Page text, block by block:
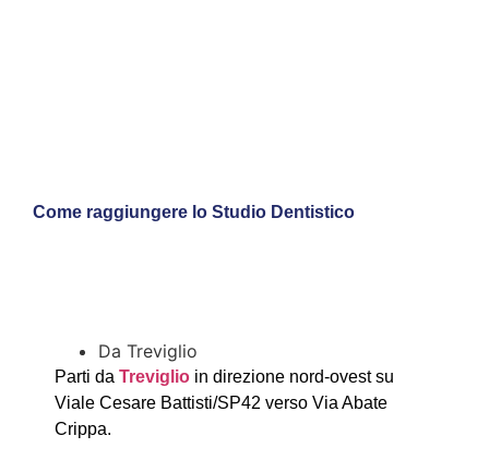
Come raggiungere lo Studio Dentistico
Da Treviglio
Parti da Treviglio in direzione nord-ovest su
Viale Cesare Battisti/SP42 verso Via Abate
Crippa.